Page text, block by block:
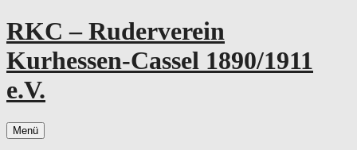
Zum
Inhalt
springen
RKC – Ruderverein
Kurhessen-Cassel 1890/1911
e.V.
Menü